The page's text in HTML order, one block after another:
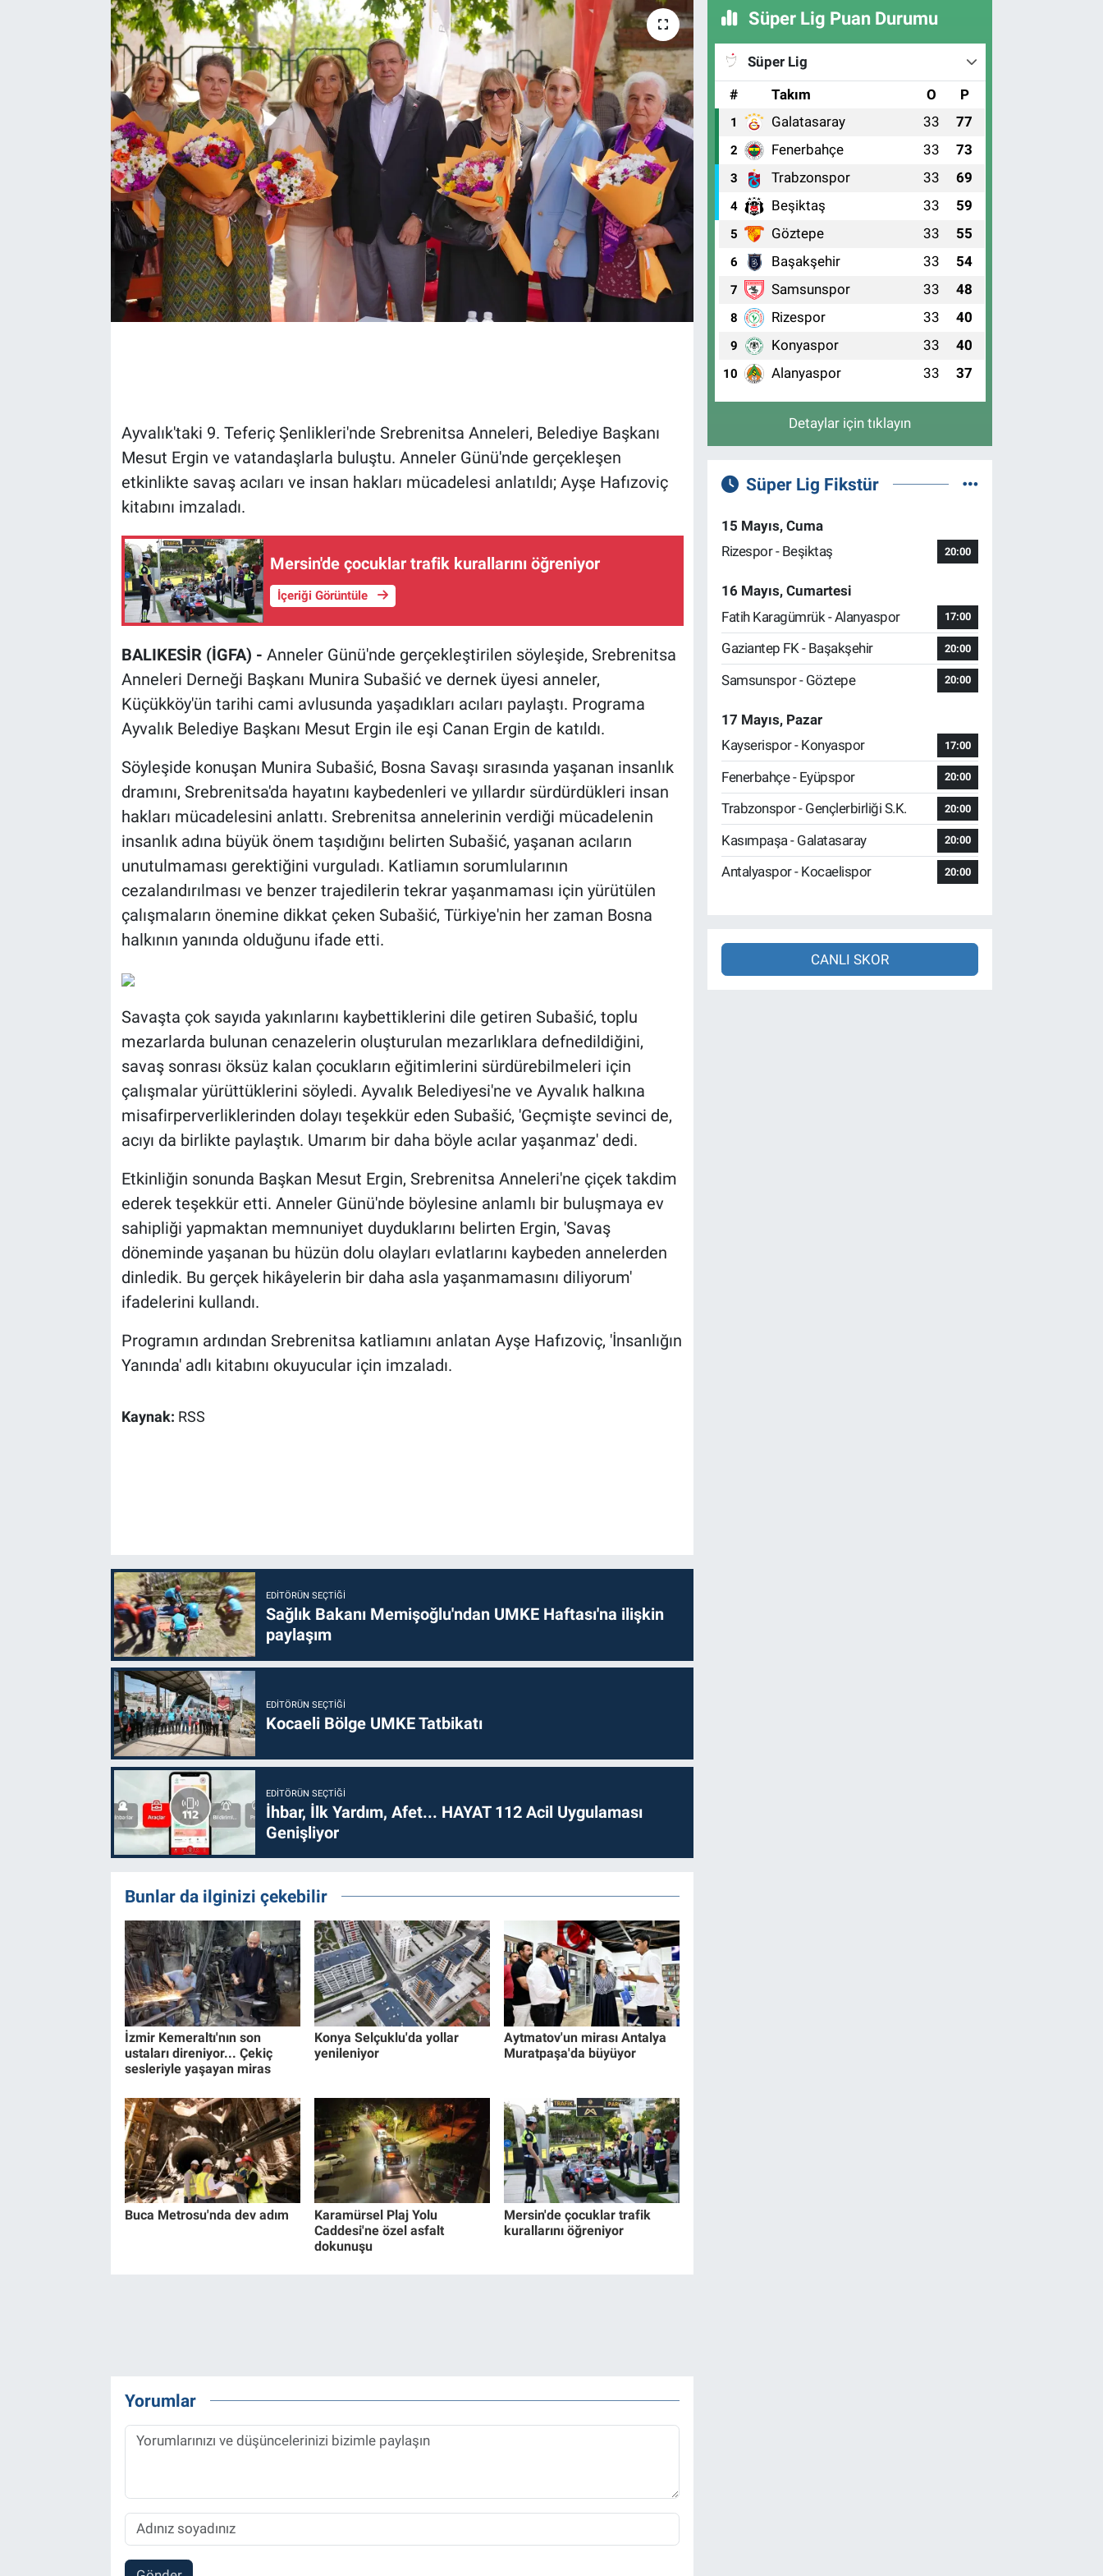
Ayvalık'taki 9. Teferiç Şenlikleri'nde Srebrenitsa Anneleri, Belediye Başkanı
Mesut Ergin ve vatandaşlarla buluştu. Anneler Günü'nde gerçekleşen
etkinlikte savaş acıları ve insan hakları mücadelesi anlatıldı; Ayşe Hafızoviç
kitabını imzaladı.
Mersin'de çocuklar trafik kurallarını öğreniyor
İçeriği Görüntüle
BALIKESİR (İGFA) - Anneler Günü'nde gerçekleştirilen söyleşide, Srebrenitsa
Anneleri Derneği Başkanı Munira Subašić ve dernek üyesi anneler,
Küçükköy'ün tarihi cami avlusunda yaşadıkları acıları paylaştı. Programa
Ayvalık Belediye Başkanı Mesut Ergin ile eşi Canan Ergin de katıldı.
Söyleşide konuşan Munira Subašić, Bosna Savaşı sırasında yaşanan insanlık
dramını, Srebrenitsa'da hayatını kaybedenleri ve yıllardır sürdürdükleri insan
hakları mücadelesini anlattı. Srebrenitsa annelerinin verdiği mücadelenin
insanlık adına büyük önem taşıdığını belirten Subašić, yaşanan acıların
unutulmaması gerektiğini vurguladı. Katliamın sorumlularının
cezalandırılması ve benzer trajedilerin tekrar yaşanmaması için yürütülen
çalışmaların önemine dikkat çeken Subašić, Türkiye'nin her zaman Bosna
halkının yanında olduğunu ifade etti.
Savaşta çok sayıda yakınlarını kaybettiklerini dile getiren Subašić, toplu
mezarlarda bulunan cenazelerin oluşturulan mezarlıklara defnedildiğini,
savaş sonrası öksüz kalan çocukların eğitimlerini sürdürebilmeleri için
çalışmalar yürüttüklerini söyledi. Ayvalık Belediyesi'ne ve Ayvalık halkına
misafirperverliklerinden dolayı teşekkür eden Subašić, 'Geçmişte sevinci de,
acıyı da birlikte paylaştık. Umarım bir daha böyle acılar yaşanmaz' dedi.
Etkinliğin sonunda Başkan Mesut Ergin, Srebrenitsa Anneleri'ne çiçek takdim
ederek teşekkür etti. Anneler Günü'nde böylesine anlamlı bir buluşmaya ev
sahipliği yapmaktan memnuniyet duyduklarını belirten Ergin, 'Savaş
döneminde yaşanan bu hüzün dolu olayları evlatlarını kaybeden annelerden
dinledik. Bu gerçek hikâyelerin bir daha asla yaşanmamasını diliyorum'
ifadelerini kullandı.
Programın ardından Srebrenitsa katliamını anlatan Ayşe Hafızoviç, 'İnsanlığın
Yanında' adlı kitabını okuyucular için imzaladı.
Kaynak: RSS
EDITÖRÜN SEÇTIĞI
Sağlık Bakanı Memişoğlu'ndan UMKE Haftası'na ilişkin
paylaşım
EDITÖRÜN SEÇTIĞI
Kocaeli Bölge UMKE Tatbikatı
EDITÖRÜN SEÇTIĞI
İhbar, İlk Yardım, Afet... HAYAT 112 Acil Uygulaması
Genişliyor
Bunlar da ilginizi çekebilir
İzmir Kemeraltı'nın son
ustaları direniyor... Çekiç
sesleriyle yaşayan miras
Konya Selçuklu'da yollar
yenileniyor
Aytmatov'un mirası Antalya
Muratpaşa'da büyüyor
Buca Metrosu'nda dev adım
Karamürsel Plaj Yolu
Caddesi'ne özel asfalt
dokunuşu
Mersin'de çocuklar trafik
kurallarını öğreniyor
Yorumlar
Süper Lig Puan Durumu
Süper Lig
#
Takım O P
1 Galatasaray 33 77
2 Fenerbahçe 33 73
3 Trabzonspor 33 69
4 Beşiktaş 33 59
5 Göztepe 33 55
6 Başakşehir 33 54
7 Samsunspor 33 48
8 Rizespor 33 40
9 Konyaspor 33 40
10 Alanyaspor 33 37
Detaylar için tıklayın
Süper Lig Fikstür
15 Mayıs, Cuma
Rizespor - Beşiktaş
20:00
16 Mayıs, Cumartesi
Fatih Karagümrük - Alanyaspor
17:00
Gaziantep FK - Başakşehir 20:00
Samsunspor - Göztepe 20:00
17 Mayıs, Pazar
Kayserispor - Konyaspor
17:00
Fenerbahçe - Eyüpspor 20:00
Trabzonspor - Gençlerbirliği S.K. 20:00
Kasımpaşa - Galatasaray 20:00
Antalyaspor - Kocaelispor 20:00
CANLI SKOR